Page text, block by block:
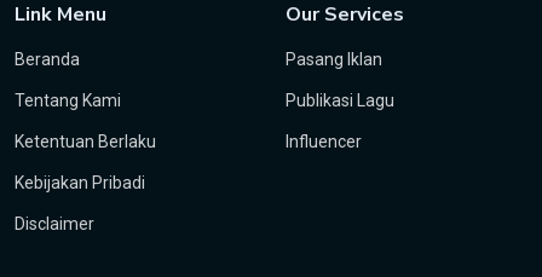
Link Menu
Beranda
Tentang Kami
Ketentuan Berlaku
Kebijakan Pribadi
Disclaimer
Our Services
Pasang Iklan
Publikasi Lagu
Influencer